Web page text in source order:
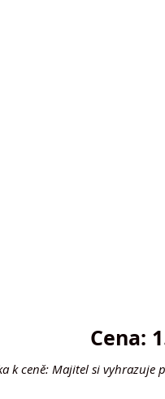
Cena:
k ceně: Majitel si